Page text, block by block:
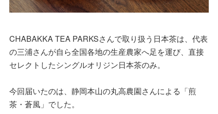
CHABAKKA TEA PARKSさんで取り扱う日本茶は、代表
の三浦さんが自ら全国各地の生産農家へ足を運び、直接
セレクトしたシングルオリジン日本茶のみ。
今回届いたのは、静岡本山の丸高農園さんによる「煎
茶・蒼風」でした。